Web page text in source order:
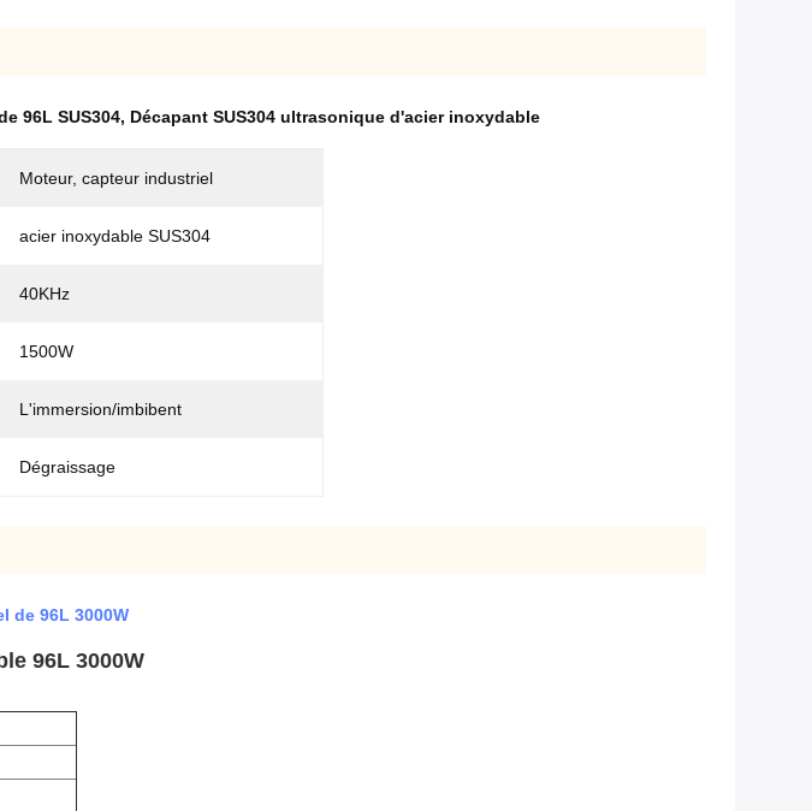
96L SUS304, Décapant SUS304 ultrasonique d'acier inoxydable
Moteur, capteur industriel
acier inoxydable SUS304
40KHz
1500W
L'immersion/imbibent
Dégraissage
de 96L 3000W
96L 3000W